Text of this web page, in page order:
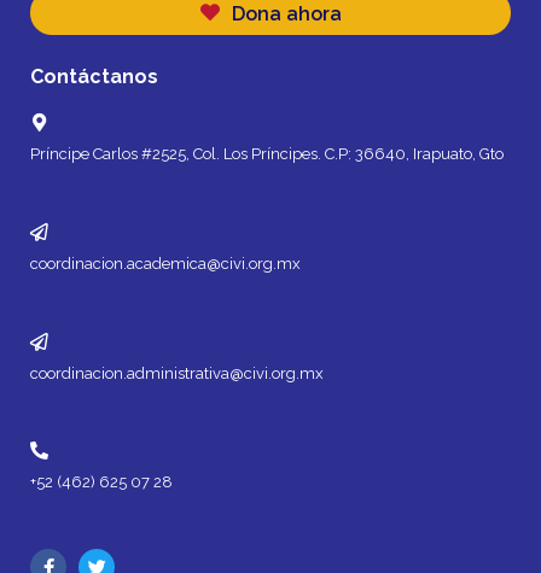
Dona ahora
Contáctanos
Príncipe Carlos #2525, Col. Los Príncipes. C.P: 36640, Irapuato, Gto
coordinacion.academica@civi.org.mx
coordinacion.administrativa@civi.org.mx
+52 (462) 625 07 28